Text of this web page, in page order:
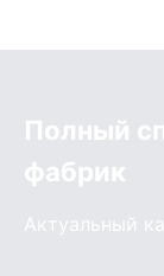
Полный
фабрик
Актуальный